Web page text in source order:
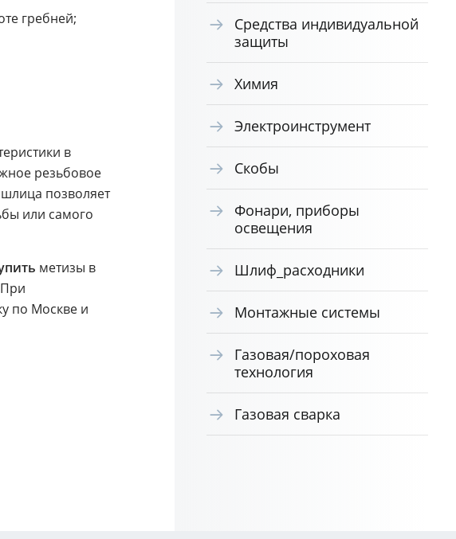
гребней;
в
резьбовое
позволяет
или самого
метизы в
по Москве и
Средства индивидуальной
защиты
Химия
Электроинструмент
Скобы
Фонари, приборы
освещения
Шлиф_расходники
Монтажные системы
Газовая/пороховая
технология
Газовая сварка